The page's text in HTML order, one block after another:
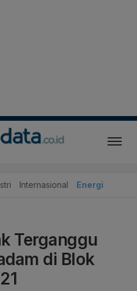
Internasional Energi
Terganggu
di Blok